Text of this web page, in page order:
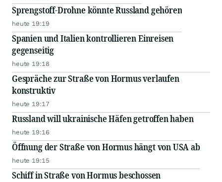
Sprengstoff-Drohne könnte Russland gehören
heute 19:19
Spanien und Italien kontrollieren Einreisen
gegenseitig
heute 19:18
Gespräche zur Straße von Hormus verlaufen
konstruktiv
heute 19:17
Russland will ukrainische Häfen getroffen haben
heute 19:16
Öffnung der Straße von Hormus hängt von USA ab
heute 19:15
Schiff in Straße von Hormus beschossen